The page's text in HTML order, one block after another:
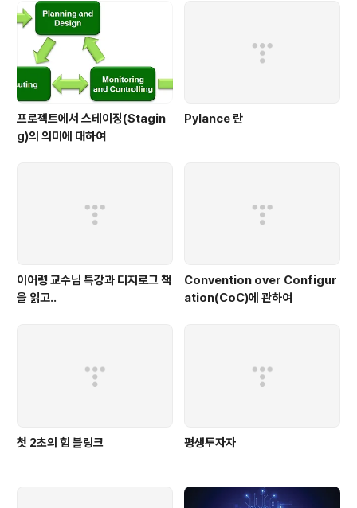
프로젝트에서 스테이징(Stagin
g)의 의미에 대하여
Pylance 란
이어령 교수님 특강과 디지로그 책
을 읽고..
Convention over Configur
ation(CoC)에 관하여
첫 2초의 힘 블링크 평생투자자